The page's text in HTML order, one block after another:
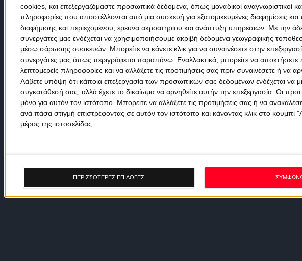
cookies, και επεξεργαζόμαστε προσωπικά δεδομένα, όπως μοναδικοί αναγνωριστικοί
πληροφορίες που αποστέλλονται από μια συσκευή για εξατομικευμένες διαφημίσεις
διαφήμισης και περιεχομένου, έρευνα ακροατηρίου και ανάπτυξη υπηρεσιών. Με την
συνεργάτες μας ενδέχεται να χρησιμοποιήσουμε ακριβή δεδομένα γεωγραφικής
μέσω σάρωσης συσκευών. Μπορείτε να κάνετε κλικ για να συναινέσετε στην
συνεργάτες μας όπως περιγράφεται παραπάνω. Εναλλακτικά, μπορείτε να
λεπτομερείς πληροφορίες και να αλλάξετε τις προτιμήσεις σας πριν συναινέσετε ή να
Λάβετε υπόψη ότι κάποια επεξεργασία των προσωπικών σας δεδομένων ενδέχεται να
συγκατάθεσή σας, αλλά έχετε το δικαίωμα να αρνηθείτε αυτήν την επεξεργασία. Οι
μόνο για αυτόν τον ιστότοπο. Μπορείτε να αλλάξετε τις προτιμήσεις σας ή να
ανά πάσα στιγμή επιστρέφοντας σε αυτόν τον ιστότοπο και κάνοντας κλικ στο
μέρος της ιστοσελίδας.
ΠΕΡΙΣΣΟΤΕΡΕΣ ΕΠΙΛΟΓΕΣ